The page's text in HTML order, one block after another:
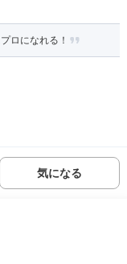
ロになれる！
気になる